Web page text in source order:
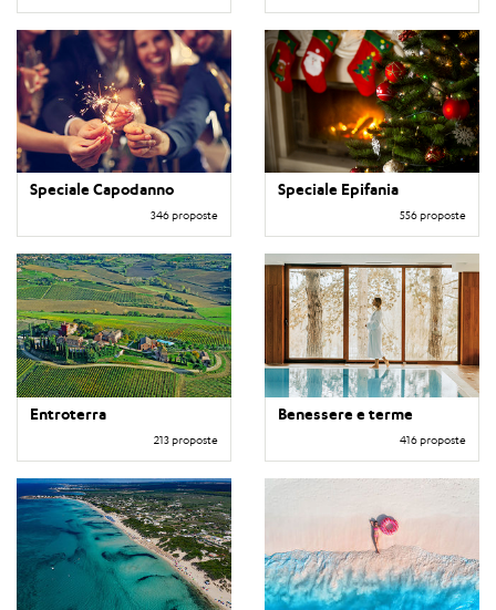
Speciale Capodanno
346 proposte
Speciale Epifania
556 proposte
Entroterra
213 proposte
Benessere e terme
416 proposte